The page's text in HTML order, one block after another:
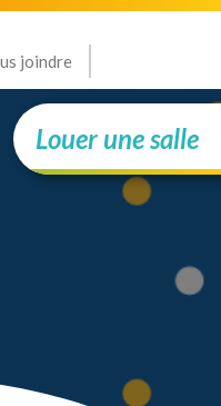
joindre
Louer une salle